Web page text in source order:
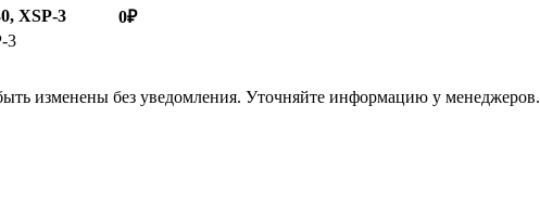
XSP-3 0₽
3
изменены без уведомления. Уточняйте информацию у менеджеров.